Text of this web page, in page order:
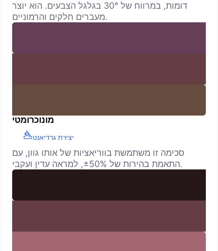
דומות, במרווח של 30° בגלגל הצבעים. הוא יוצר
מעברים חלקים והרמוניים.
מונוכרומטי
יצירת גרדיאנט
סכימה זו משתמשת בווריאציות של אותו גוון, עם
התאמת בהירות של ±50%, למראה עדין ועקבי.